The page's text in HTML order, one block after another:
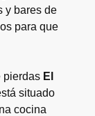
y bares de
para que
pierdas El
situado
cocina